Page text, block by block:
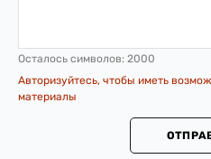
Осталось символов: 2000
Авторизуйтесь, чтобы иметь
материалы